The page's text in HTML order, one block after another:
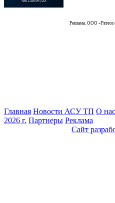
Реклама. ООО
Главная Новости АСУ ТП О нас
2026 г. Партнеры Реклама
Сайт